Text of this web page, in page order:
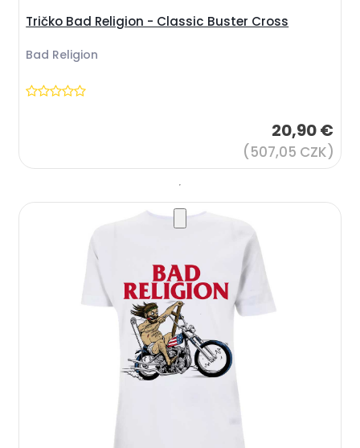
Tričko Bad Religion - Classic Buster Cross
Bad Religion
20,90 €
(507,05 CZK)